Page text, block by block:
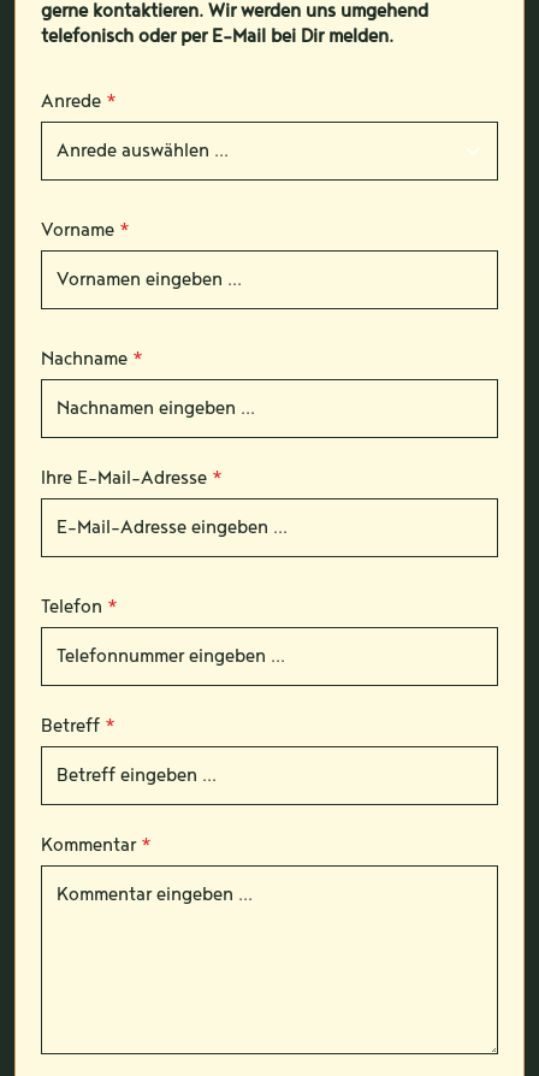
gerne kontaktieren. Wir werden uns umgehend
telefonisch oder per E-Mail bei Dir melden.
Anrede *
Vorname *
Nachname *
Ihre E-Mail-Adresse *
Telefon *
Betreff *
Kommentar *